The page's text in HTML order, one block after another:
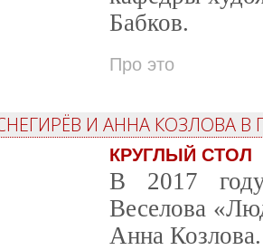
Бабков.
Про это
И АННА КОЗЛОВА В
КРУГЛЫЙ СТОЛ
В 2017 году
Веселова
Анна Козлова.